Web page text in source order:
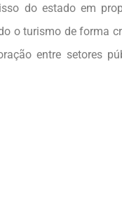
do estado em
o turismo de forma
entre setores